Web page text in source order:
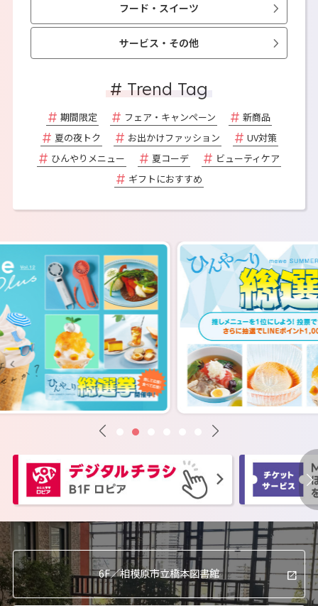
フード・スイーツ
サービス・その他
# Trend Tag
期間限定 フェア・キャンペーン
新商品
夏の夜トク
お出かけファッション
UV対策
ひんやりメニュー
夏コーデ
ビューティケア
ギフトにおすすめ
6F／相模原市立橋本図書館